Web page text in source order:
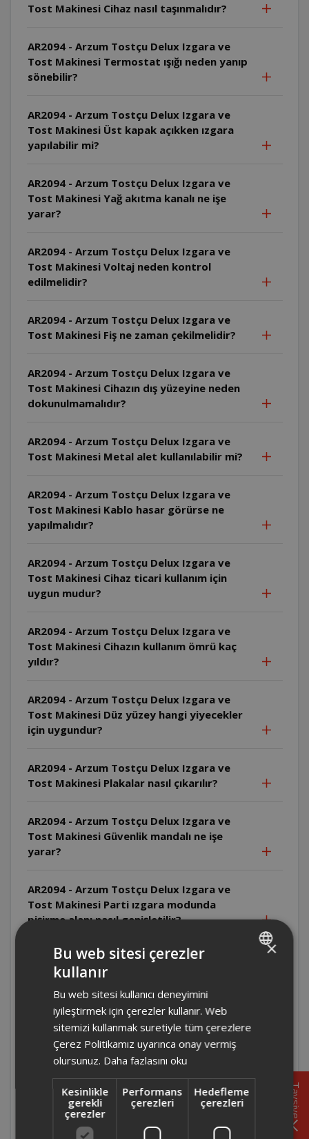
Tost Makinesi Cihaz nasıl taşınmalıdır?
AR2094 - Arzum Tostçu Delux Izgara ve
Tost Makinesi Termostat ışığı neden yanıp
sönebilir?
AR2094 - Arzum Tostçu Delux Izgara ve
Tost Makinesi Üst kapak açıkken ızgara
yapılabilir mi?
AR2094 - Arzum Tostçu Delux Izgara ve
Tost Makinesi Yağ akıtma kanalı ne işe
yarar?
AR2094 - Arzum Tostçu Delux Izgara ve
Tost Makinesi Voltaj neden kontrol
edilmelidir?
AR2094 - Arzum Tostçu Delux Izgara ve
Tost Makinesi Fiş ne zaman çekilmelidir?
AR2094 - Arzum Tostçu Delux Izgara ve
Tost Makinesi Cihazın dış yüzeyine neden
dokunulmamalıdır?
AR2094 - Arzum Tostçu Delux Izgara ve
Tost Makinesi Metal alet kullanılabilir mi?
AR2094 - Arzum Tostçu Delux Izgara ve
Tost Makinesi Kablo hasar görürse ne
yapılmalıdır?
AR2094 - Arzum Tostçu Delux Izgara ve
Tost Makinesi Cihaz ticari kullanım için
uygun mudur?
AR2094 - Arzum Tostçu Delux Izgara ve
Tost Makinesi Cihazın kullanım ömrü kaç
yıldır?
AR2094 - Arzum Tostçu Delux Izgara ve
Tost Makinesi Düz yüzey hangi yiyecekler
için uygundur?
AR2094 - Arzum Tostçu Delux Izgara ve
Tost Makinesi Plakalar nasıl çıkarılır?
AR2094 - Arzum Tostçu Delux Izgara ve
Tost Makinesi Güvenlik mandalı ne işe
yarar?
AR2094 - Arzum Tostçu Delux Izgara ve
Tost Makinesi Parti ızgara modunda
pişirme alanı nasıl genişletilir?
AR2094 - Arzum Tostçu Delux Izgara ve
Tost Makinesi Tek taraflı ızgarada üst
kapak nasıl konumlandırılır?
AR2094 - Arzum Tostçu Delux Izgara ve
Tost Makinesi Çift taraflı ızgarada
yiyecekler çevrilmeli midir?
AR2094 - Arzum Tostçu Delux Izgara ve
Tost Makinesi Isı ayarı nasıl yapılır?
Tavsiye
×
Bu web sitesi çerezler
kullanır
Bu web sitesi kullanıcı deneyimini
iyileştirmek için çerezler kullanır. Web
sitemizi kullanmak suretiyle tüm çerezlere
Çerez Politikamız uyarınca onay vermiş
olursunuz. Daha fazlasını oku
Kesinlikle
gerekli
çerezler
Performans
çerezleri
Hedefleme
çerezleri